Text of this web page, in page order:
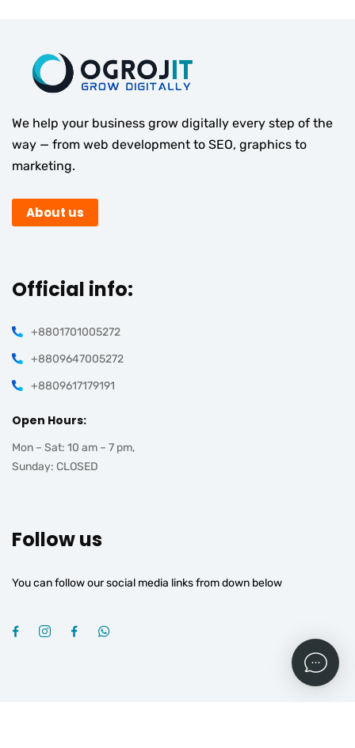
We help your business grow digitally every step of the
way — from web development to SEO, graphics to
marketing.
About us
Official info:
+8801701005272
+8809647005272
+8809617179191
Open Hours:
Mon – Sat: 10 am – 7 pm,
Sunday: CLOSED
Follow us
You can follow our social media links from down below